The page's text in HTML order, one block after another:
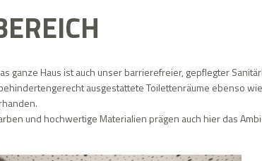
ganze Haus ist auch unser barrierefreier, gepflegter
ausgestattete Toilettenräume ebenso
und hochwertige Materialien prägen auch hier das